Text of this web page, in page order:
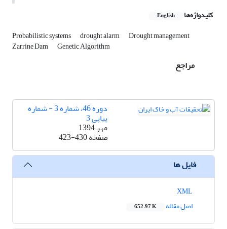
کلیدواژه‌ها English
Probabilistic systems drought alarm Drought management
Zarrine Dam Genetic Algorithm
مراجع
دوره 46، شماره 3 - شماره
پیاپی 3
مهر 1394
صفحه423-430
فایل ها
اصل مقاله
652.97 K